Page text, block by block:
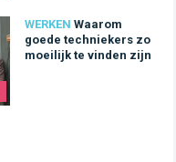
WERKEN Waarom
goede techniekers zo
moeilijk te vinden zijn
zo moeilijk te